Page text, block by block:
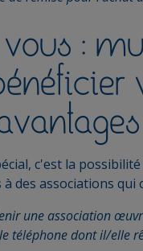
:
c'est la
des associations
une association
téléphone dont il/elle